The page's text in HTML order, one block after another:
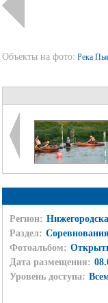
Объекты на фото: Река
Регион:
Раздел:
Фотоальбом:
Дата размещения:
Уровень доступа: